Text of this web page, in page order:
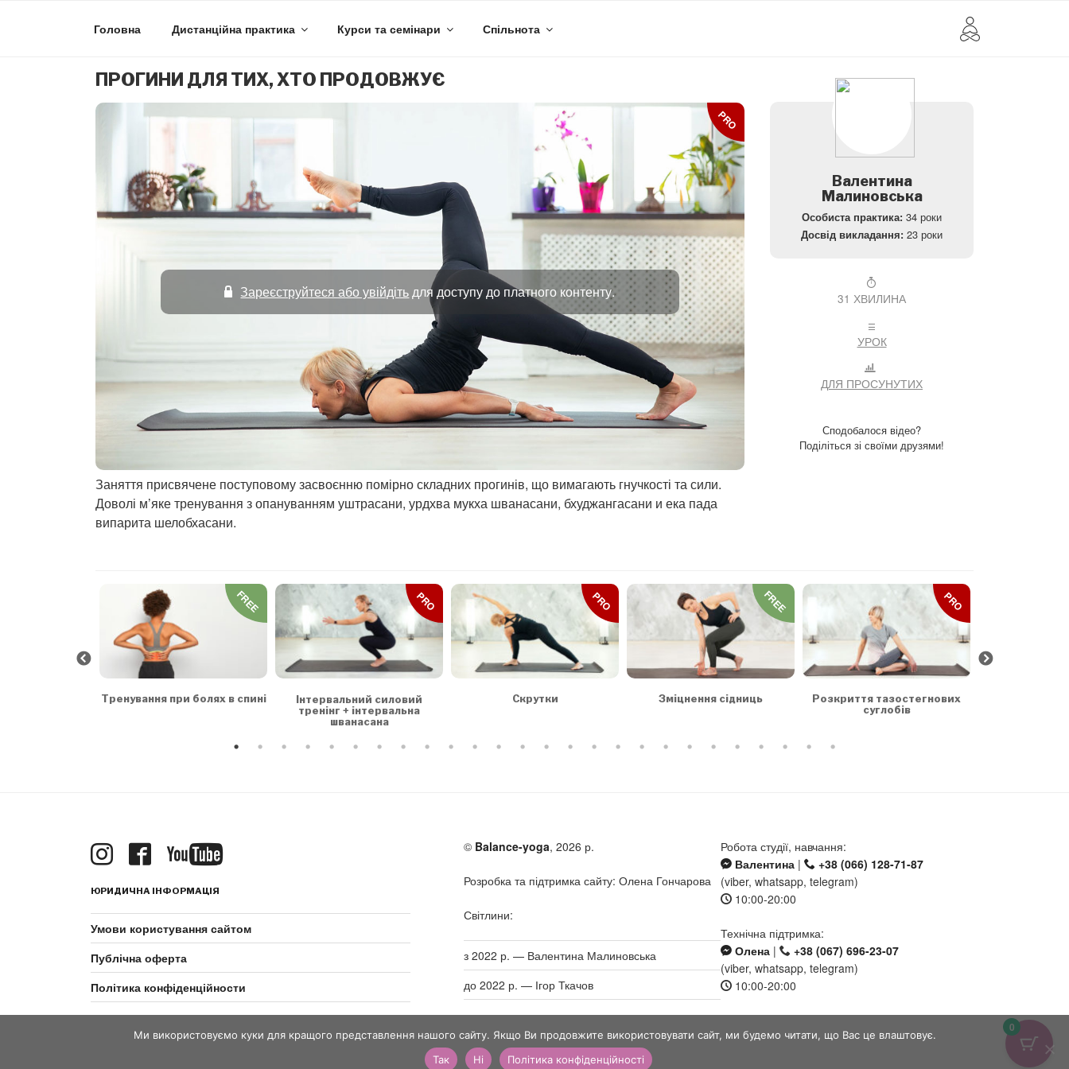
Головна Дистанційна практика Курси та семінари Спільнота
ПРОГИНИ ДЛЯ ТИХ, ХТО ПРОДОВЖУЄ
PRO
Зареєструйтеся або увійдітьдля доступу до платного контенту.
Заняття присвячене поступовому засвоєнню помірно складних прогинів, що вимагають гнучкості та сили.
Доволі м’яке тренування з опануванням уштрасани, урдхва мукха шванасани, бхуджангасани и ека пада
випарита шелобхасани.
Валентина
Малиновська
Особиста практика: 34 роки
Досвід викладання: 23 роки
31 ХВИЛИНА
УРОК
ДЛЯ ПРОСУНУТИХ
Сподобалося відео?
Поділіться зі своїми друзями!
Тренування при болях в спині
FREE
Інтервальний силовий
тренінг + інтервальна
шванасана
PRO
Скрутки
PRO
Зміцнення сідниць
FREE
Розкриття тазостегнових
суглобів
PRO
ЮРИДИЧНА ІНФОРМАЦІЯ
Умови користування сайтом
Публічна оферта
Політика конфіденційности
© Balance-yoga, 2026 р.
Розробка та підтримка сайту: Олена Гончарова
Світлини:
з 2022 р. — Валентина Малиновська
до 2022 р. — Ігор Ткачов
Робота студії, навчання:
Валентина |
+38 (066) 128-71-87
(viber, whatsapp, telegram)
10:00-20:00
Технічна підтримка:
Олена |
+38 (067) 696-23-07
(viber, whatsapp, telegram)
10:00-20:00
0
Ми використовуємо куки для кращого представлення нашого сайту. Якщо Ви продовжите використовувати сайт, ми будемо читати, що Вас це влаштовує.
Так
Ні Політика конфіденційності